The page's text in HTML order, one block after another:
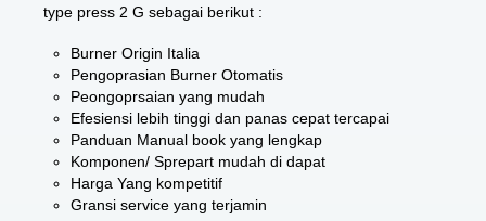
type press 2 G sebagai berikut :
Burner Origin Italia
Pengoprasian Burner Otomatis
Peongoprsaian yang mudah
Efesiensi lebih tinggi dan panas cepat tercapai
Panduan Manual book yang lengkap
Komponen/ Sprepart mudah di dapat
Harga Yang kompetitif
Gransi service yang terjamin